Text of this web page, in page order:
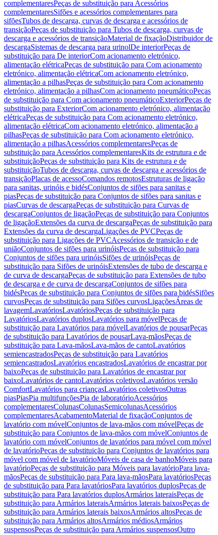
complementaresPeças de substituição para Acessórios
complementaresSifões e acessórios complementares para
sifõesTubos de descarga, curvas de descarga e acessórios de
transiçãoPeças de substituição para Tubos de descarga, curvas de
descarga e acessórios de transiçãoMaterial de fixaçãoDistribuidor de
descargaSistemas de descarga para urinolDe interiorPeças de
substituição para De interiorCom acionamento eletrónico,
alimentação elétricaPeças de substituição para Com acionamento
eletrónico, alimentação elétricaCom acionamento eletrónico,
alimentação a pilhasPeças de substituição para Com acionamento
eletrónico, alimentação a pilhasCom acionamento pneumáticoPeças
de substituição para Com acionamento pneumáticoExteriorPeças de
substituição para ExteriorCom acionamento eletrónico, alimentação
elétricaPeças de substituição para Com acionamento eletrónico,
alimentação elétricaCom acionamento eletrónico, alimentação a
pilhasPeças de substituição para Com acionamento eletrónico,
alimentação a pilhasAcessórios complementaresPeças de
substituição para Acessórios complementaresKits de estrutura e de
substituiçãoPeças de substituição para Kits de estrutura e de
substituiçãoTubos de descarga, curvas de descarga e acessórios de
transiçãoPlacas de acessoComandos remotosEstruturas de ligação
para sanitas, urinóis e bidésConjuntos de sifões para sanitas e
piasPeças de substituição para Conjuntos de sifões para sanitas e
piasCurvas de descargaPeças de substituição para Curvas de
descargaConjuntos de ligaçãoPeças de substituição para Conjuntos
de ligaçãoExtensões da curva de descargaPeças de substituição para
Extensões da curva de descargaLigações de PVCPeças de
substituição para Ligações de PVCAcessórios de transição e de
uniãoConjuntos de sifões para urinóisPeças de substituição para
Conjuntos de sifões para urinóisSifões de urinóisPeças de
substituição para Sifões de urinóisExtensões de tubo de descarga e
de curva de descargaPeças de substituição para Extensões de tubo
de descarga e de curva de descargaConjuntos de sifões para
bidésPeças de substituição para Conjuntos de sifões para bidésSifões
curvosPeças de substituição para Sifões curvosLigaçõesÁreas de
lavagemLavatóriosLavatóriosPeças de substituição para
LavatóriosLavatórios duplosLavatórios para móvelPeças de
substituição para Lavatórios para móvelLavatórios de pousarPeças
de substituição para Lavatórios de pousarLava-mãosPeças de
substituição para Lava-mãosLava-mãos de cantoLavatórios
semiencastradosPeças de substituição para Lavatórios
semiencastradosLavatórios encastradosLavatórios de encastrar por
baixoPeças de substituição para Lavatórios de encastrar por
baixoLavatórios de cantoLavatórios coletivosLavatórios versão
ComfortLavatórios para criançasLavatórios coletivosOutras
piasPiasPia multifunçõesPia de laboratórioAcessórios
complementaresColunasColunasSemicolunasAcessórios
complementaresAcabamentoMaterial de fixaçãoConjuntos de
lavatório com móvelConjuntos de lava-mãos com móvelPeças de
substituição para Conjuntos de lava-mãos com móvelConjuntos de
lavatório com móvelConjuntos de lavatórios para móvel com móvel
de lavatórioPeças de substituição para Conjuntos de lavatórios para
móvel com móvel de lavatórioMóveis de casa de banhoMóveis para
lavatórioPeças de substituição para Móveis para lavatórioPara lava-
mãosPeças de substituição para Para lava-mãosPara lavatóriosPeças
de substituição para Para lavatóriosPara lavatórios duplosPeças de
substituição para Para lavatórios duplosArmários lateraisPeças de
substituição para Armários lateraisArmários laterais baixosPeças de
substituição para Armários laterais baixosArmários altosPeças de
substituição para Armários altosArmários médiosArmários
suspensosPeças de substituição para Armários suspensosOutro